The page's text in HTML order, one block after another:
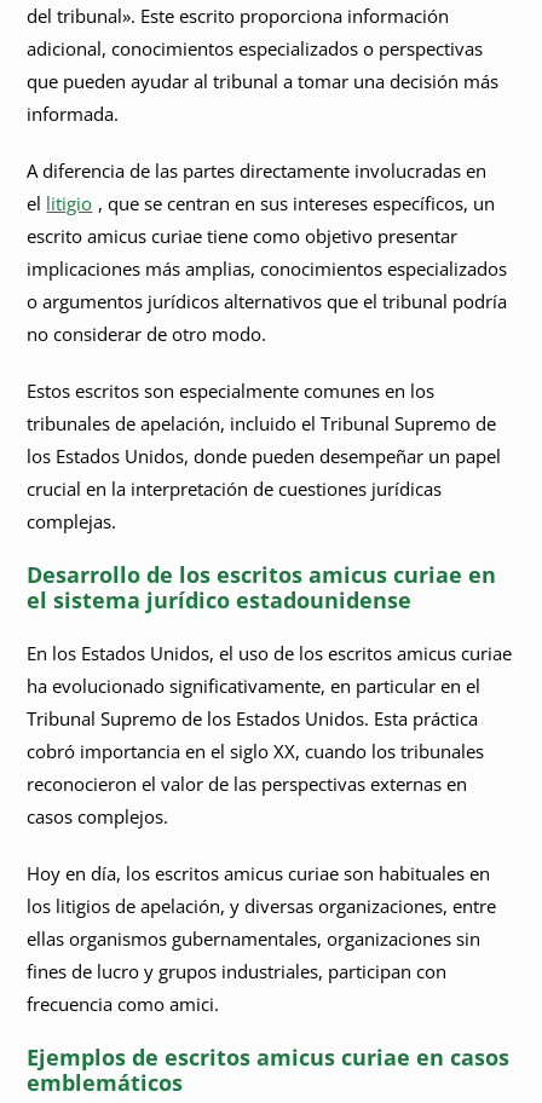
del tribunal». Este escrito proporciona información
adicional, conocimientos especializados o perspectivas
que pueden ayudar al tribunal a tomar una decisión más
informada.
A diferencia de las partes directamente involucradas en
el litigio , que se centran en sus intereses específicos, un
escrito amicus curiae tiene como objetivo presentar
implicaciones más amplias, conocimientos especializados
o argumentos jurídicos alternativos que el tribunal podría
no considerar de otro modo.
Estos escritos son especialmente comunes en los
tribunales de apelación, incluido el Tribunal Supremo de
los Estados Unidos, donde pueden desempeñar un papel
crucial en la interpretación de cuestiones jurídicas
complejas.
Desarrollo de los escritos amicus curiae en
el sistema jurídico estadounidense
En los Estados Unidos, el uso de los escritos amicus curiae
ha evolucionado significativamente, en particular en el
Tribunal Supremo de los Estados Unidos. Esta práctica
cobró importancia en el siglo XX, cuando los tribunales
reconocieron el valor de las perspectivas externas en
casos complejos.
Hoy en día, los escritos amicus curiae son habituales en
los litigios de apelación, y diversas organizaciones, entre
ellas organismos gubernamentales, organizaciones sin
fines de lucro y grupos industriales, participan con
frecuencia como amici.
Ejemplos de escritos amicus curiae en casos
emblemáticos